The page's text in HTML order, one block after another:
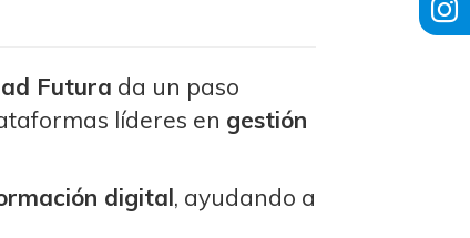
Futura da un paso
líderes en gestión
digital, ayudando a